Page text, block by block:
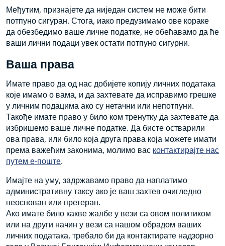
Међутим, признајете да ниједан систем не може бити
потпуно сигуран. Стога, иако предузимамо ове кораке
да обезбедимо ваше личне податке, не обећавамо да ће
ваши лични подаци увек остати потпуно сигурни.
Ваша права
Имате право да од нас добијете копију личних података
које имамо о вама, и да захтевате да исправимо грешке
у личним подацима ако су нетачни или непотпуни.
Такође имате право у било ком тренутку да захтевате да
избришемо ваше личне податке. Да бисте остварили
ова права, или било која друга права која можете имати
према важећим законима, молимо вас контактирајте нас
путем е-поште.
Имајте на уму, задржавамо право да наплатимо
административну таксу ако је ваш захтев очигледно
неоснован или претеран.
Ако имате било какве жалбе у вези са овом политиком
или на други начин у вези са нашом обрадом ваших
личних података, требало би да контактирате надзорно